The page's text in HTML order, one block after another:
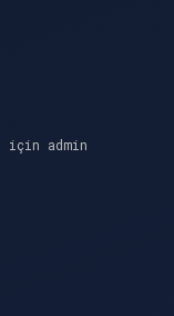
için admin